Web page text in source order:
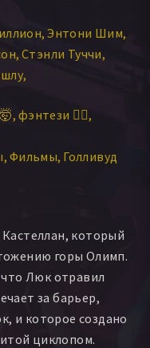
Энтони Шим
Стэнли Туччи
Смит Дерек Мирс
Сэмюэл Браун
Дэнни Ле Бойер
Артин Джон
Эндрю Плэйсэнс
фэнтези 🧝‍♂️
Фильмы Голливуд
который
горы Олимп.
Люк отравил
за барьер,
и которое создано
циклопом.